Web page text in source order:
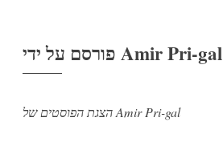
Amir Pri-gal
הצגת הפוסטים של Amir Pri-gal